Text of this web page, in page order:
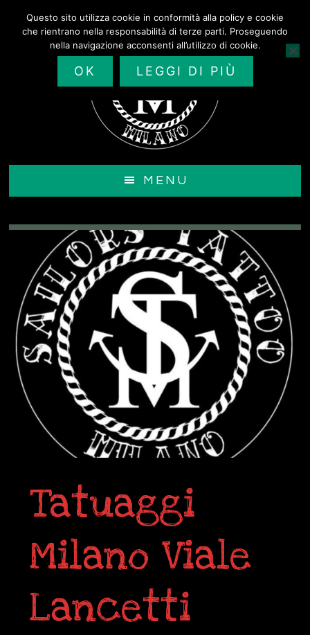
contenuto
MENU
Tatuaggi
Milano Viale
Lancetti
Questo sito utilizza cookie in conformità alla policy e cookie
che rientrano nella responsabilità di terze parti. Proseguendo
nella navigazione acconsenti all’utilizzo di cookie.
OK LEGGI DI PIÙ